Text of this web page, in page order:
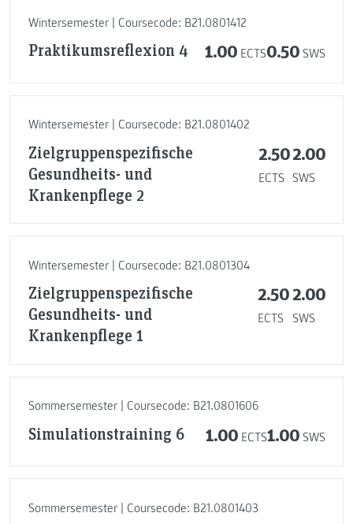
Wintersemester | Coursecode: B21.0801412
Praktikumsreflexion 4 1.00 ECTS0.50 SWS
Wintersemester | Coursecode: B21.0801402
Zielgruppenspezifische
Gesundheits- und
Krankenpflege 2
2.50
ECTS
2.00
SWS
Wintersemester | Coursecode: B21.0801304
Zielgruppenspezifische
Gesundheits- und
Krankenpflege 1
2.50
ECTS
2.00
SWS
Sommersemester | Coursecode: B21.0801606
Simulationstraining 6 1.00 ECTS1.00 SWS
Sommersemester | Coursecode: B21.0801403